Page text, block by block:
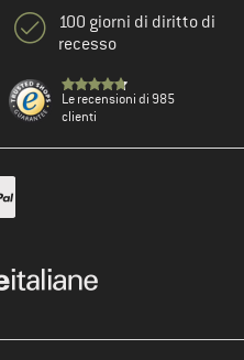
100 giorni di diritto di
recesso
Le recensioni di 985
clienti